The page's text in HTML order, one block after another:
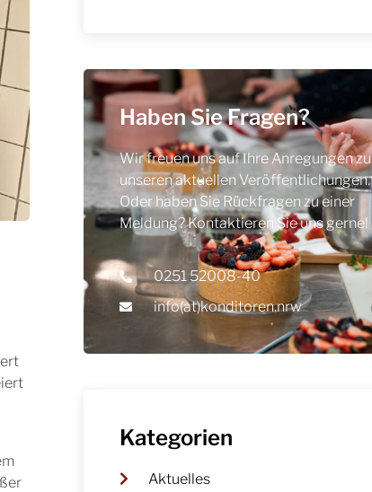
Haben Sie Fragen?
Wir freuen uns auf Ihre Anregungen zu
unseren aktuellen Veröffentlichungen.
Oder haben Sie Rückfragen zu einer
Meldung? Kontaktieren Sie uns gerne!
0251 52008-40
info(at)konditoren.nrw
Kategorien
Aktuelles